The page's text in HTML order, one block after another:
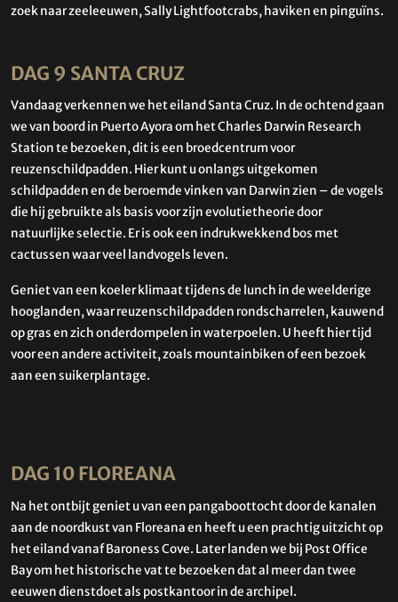
zoek naar zeeleeuwen, Sally Lightfootcrabs, haviken en pinguïns.
DAG 9 SANTA CRUZ
Vandaag verkennen we het eiland Santa Cruz. In de ochtend gaan
we van boord in Puerto Ayora om het Charles Darwin Research
Station te bezoeken, dit is een broedcentrum voor
reuzenschildpadden. Hier kunt u onlangs uitgekomen
schildpadden en de beroemde vinken van Darwin zien – de vogels
die hij gebruikte als basis voor zijn evolutietheorie door
natuurlijke selectie. Er is ook een indrukwekkend bos met
cactussen waar veel landvogels leven.
Geniet van een koeler klimaat tijdens de lunch in de weelderige
hooglanden, waar reuzenschildpadden rondscharrelen, kauwend
op gras en zich onderdompelen in waterpoelen. U heeft hier tijd
voor een andere activiteit, zoals mountainbiken of een bezoek
aan een suikerplantage.
DAG 10 FLOREANA
Na het ontbijt geniet u van een pangaboottocht door de kanalen
aan de noordkust van Floreana en heeft u een prachtig uitzicht op
het eiland vanaf Baroness Cove. Later landen we bij Post Office
Bay om het historische vat te bezoeken dat al meer dan twee
eeuwen dienstdoet als postkantoor in de archipel.